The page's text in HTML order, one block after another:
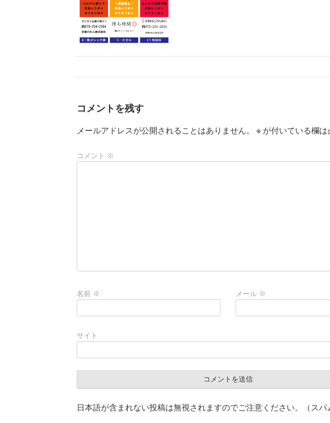
コメントを残す
メールアドレスが公開されることはありません。 ※ が付いている欄
コメント ※
名前 ※ メール ※
サイト
日本語が含まれない投稿は無視されますのでご注意ください。（スパ